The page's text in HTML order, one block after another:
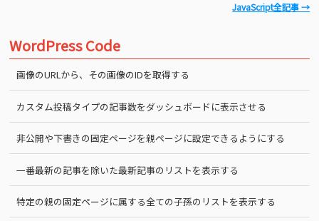
JavaScript全記事 →
WordPress Code
画像のURLから、その画像のIDを取得する
カスタム投稿タイプの記事数をダッシュボードに表示させる
非公開や下書きの固定ページを親ページに設定できるようにする
一番最新の記事を除いた最新記事のリストを表示する
特定の親の固定ページに属する全ての子孫のリストを表示する